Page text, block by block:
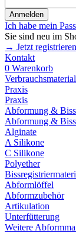
Anmelden
Ich habe mein
Sie sind neu im
→ Jetzt registrieren
Kontakt
0 Warenkorb
Verbrauchsmaterial
Praxis
Praxis
Abformung &
Abformung &
Alginate
A Silikone
C Silikone
Polyether
Abformlöffel
Abformzubehör
Artikulation
Unterfütterung
Weitere